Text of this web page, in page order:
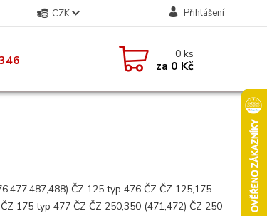
CZK Přihlášení
0ks
za 0 Kč
ČZ 125 typ 476 ČZ ČZ 125,175
175 typ 477 ČZ ČZ 250,350 (471,472) ČZ 250